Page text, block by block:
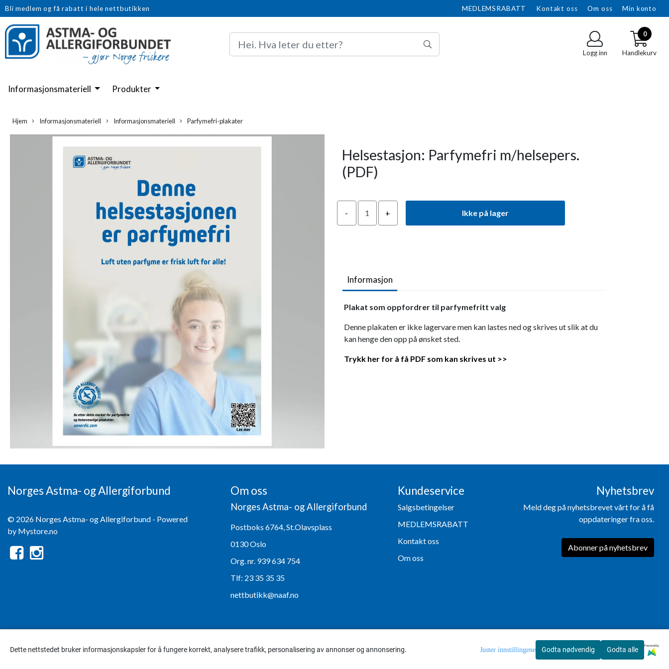
Bli medlem og få rabatt i hele nettbutikken MEDLEMSRABATT Kontakt oss Om oss Min konto
Logg inn
0
Handlekurv
Informasjonsmateriell Produkter
Hjem Informasjonsmateriell Informasjonsmateriell Parfymefri-plakater
Helsestasjon: Parfymefri m/helsepers.
(PDF)
Ikke på lager
Informasjon
Plakat som oppfordrer til parfymefritt valg
Denne plakaten er ikke lagervare men kan lastes ned og skrives ut slik at du
kan henge den opp på ønsket sted.
Trykk her for å få PDF som kan skrives ut >>
Dette nettstedet bruker informasjonskapsler for å fungere korrekt, analysere trafikk, personalisering av annonser og annonsering. Godta nødvendig Godta alle
Powered by
Juster innstillingene
Norges Astma- og Allergiforbund
© 2026 Norges Astma- og Allergiforbund - Powered
by Mystore.no
Om oss
Norges Astma- og Allergiforbund
Postboks 6764, St.Olavsplass
0130 Oslo
Org. nr. 939 634 754
Tlf: 23 35 35 35
nettbutikk@naaf.no
Kundeservice
Salgsbetingelser
MEDLEMSRABATT
Kontakt oss
Om oss
Nyhetsbrev
Meld deg på nyhetsbrevet vårt for å få
oppdateringer fra oss.
Abonner på nyhetsbrev